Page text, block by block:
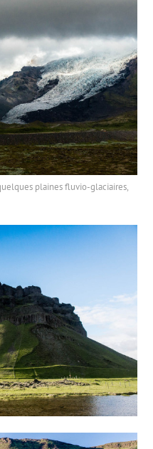
plaines fluvio-glaciaires,